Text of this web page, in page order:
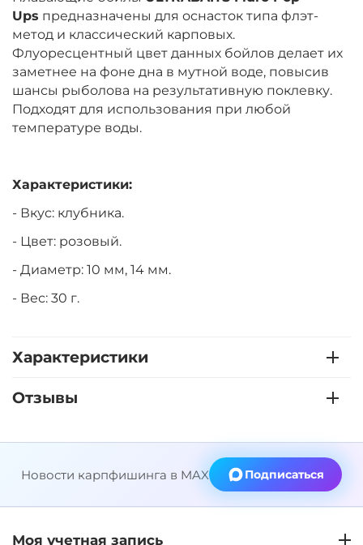
Ups предназначены для оснасток типа флэт-
метод и классический карповых.
Флуоресцентный цвет данных бойлов делает их
заметнее на фоне дна в мутной воде, повысив
шансы рыболова на результативную поклевку.
Подходят для использования при любой
температуре воды.
Характеристики:
- Вкус: клубника.
- Цвет: розовый.
- Диаметр: 10 мм, 14 мм.
- Вес: 30 г.
Характеристики
Отзывы
Новости карпфишинга в MAX Подписаться
Моя учетная запись